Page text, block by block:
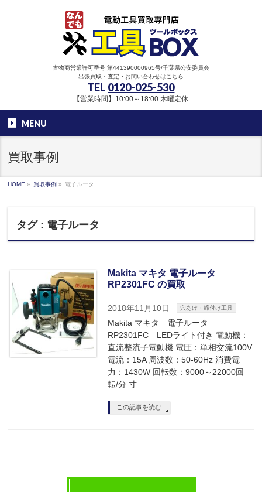
古物商営業許可番号 第441390000965号/千葉県公安委員会
出張買取・査定・お問い合わせはこちら
TEL 0120-025-530
【営業時間】10:00～18:00 木曜定休
MENU
買取事例
HOME » 買取事例 » 電子ルータ
タグ : 電子ルータ
Makita マキタ 電子ルータ
RP2301FC の買取
2018年11月10日 穴あけ・締付け工具
Makita マキタ 電子ルータ
RP2301FC LEDライト付き 電動機：
直流整流子電動機 電圧：単相交流100V
電流：15A 周波数：50-60Hz 消費電
力：1430W 回転数：9000～22000回
転/分 寸 …
この記事を読む